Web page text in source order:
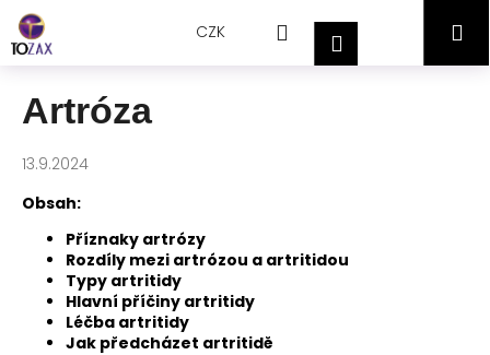
Přejít
obsah
CZK HledatPřihlášeníNákupní
Artróza
13.9.2024
Obsah:
Příznaky artrózy
Rozdíly mezi artrózou a artritidou
Typy artritidy
Hlavní příčiny artritidy
Léčba artritidy
Jak předcházet artritidě
o
C
p
o